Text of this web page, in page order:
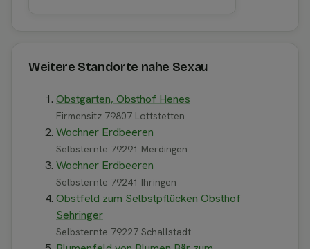
Weitere Standorte nahe Sexau
Obstgarten, Obsthof Henes
Firmensitz 79807 Lottstetten
Wochner Erdbeeren
Selbsternte 79291 Merdingen
Wochner Erdbeeren
Selbsternte 79241 Ihringen
Obstfeld zum Selbstpflücken Obsthof
Sehringer
Selbsternte 79227 Schallstadt